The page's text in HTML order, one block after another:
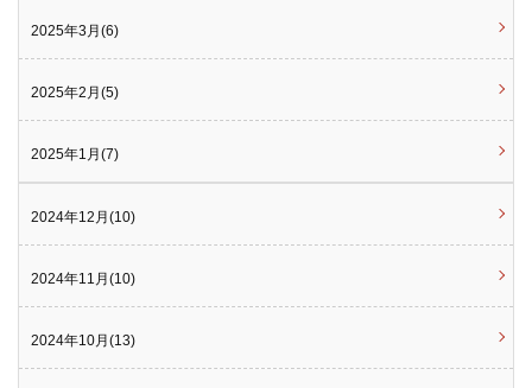
2025年3月(6)
2025年2月(5)
2025年1月(7)
2024年12月(10)
2024年11月(10)
2024年10月(13)